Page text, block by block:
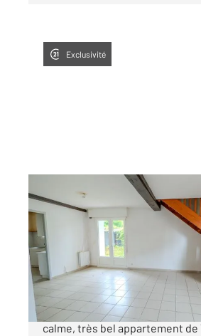
Exclusivité
HAGETMAU 40
83 m2, 4 pièces
Ref : 24111
Appartement F4 à vendre
161 300 €
HAGETMAU à 2 pas des
calme, très bel appartement de